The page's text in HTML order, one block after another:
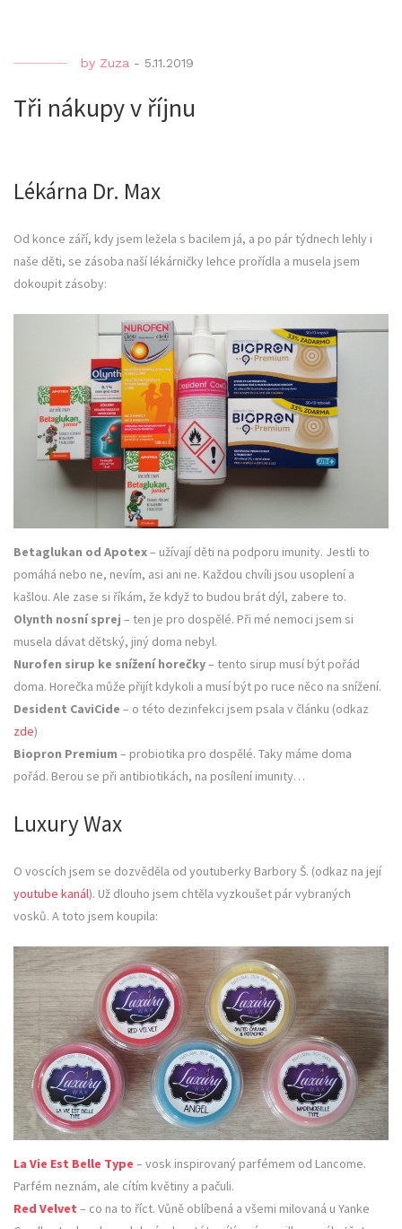
by Zuza - 5.11.2019
Tři nákupy v říjnu
Lékárna Dr. Max
Od konce září, kdy jsem ležela s bacilem já, a po pár týdnech lehly i
naše děti, se zásoba naší lékárničky lehce prořídla a musela jsem
dokoupit zásoby:
Betaglukan od Apotex– užívají děti na podporu imunity. Jestli to
pomáhá nebo ne, nevím, asi ani ne. Každou chvíli jsou usoplení a
kašlou. Ale zase si říkám, že když to budou brát dýl, zabere to.
Olynth nosní sprej – ten je pro dospělé. Při mé nemoci jsem si
musela dávat dětský, jiný doma nebyl.
Nurofen sirup ke snížení horečky– tento sirup musí být pořád
doma. Horečka může přijít kdykoli a musí být po ruce něco na snížení.
Desident CaviCide – o této dezinfekci jsem psala v článku (odkaz
zde)
Biopron Premium – probiotika pro dospělé. Taky máme doma
pořád. Berou se při antibiotikách, na posílení imunity…
Luxury Wax
O voscích jsem se dozvěděla od youtuberky Barbory Š. (odkaz na její
youtube kanál). Už dlouho jsem chtěla vyzkoušet pár vybraných
vosků. A toto jsem koupila:
La Vie Est Belle Type – vosk inspirovaný parfémem od Lancome.
Parfém neznám, ale cítím květiny a pačuli.
Red Velvet – co na to říct. Vůně oblíbená a všemi milovaná u Yanke